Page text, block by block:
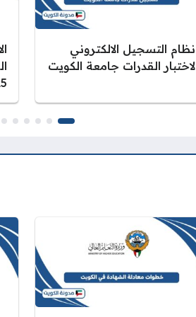
نظام التسجيل الالكتروني
لاختبار القدرات جامعة الكويت